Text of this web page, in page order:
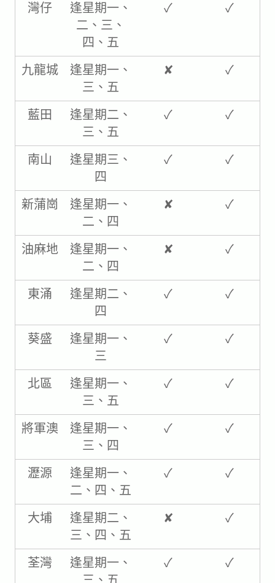
灣仔
逢星期一、
二、三、
四、五​
✓ ✓
九龍城
逢星期一、
三、五​
✘ ✓
藍田
逢星期二、
三、五​
✓ ✓
南山
逢星期三、
四​
✓ ✓
新蒲崗
逢星期一、
二、四​
✘ ✓
油麻地
逢星期一、
二、四​
✘ ✓
東涌
逢星期二、
四​
✓ ✓
葵盛
逢星期一、
三
✓ ✓
北區
逢星期一、
三、五​
✓ ✓
將軍澳
逢星期一、
三、四​
✓ ✓
瀝源
逢星期一、
二、四、五​
✓ ✓
大埔
逢星期二、
三、四、五​
✘ ✓
荃灣
逢星期一、
三、五​
✓ ✓